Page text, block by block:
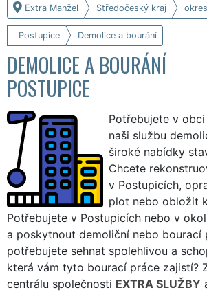
Extra Manžel Středočeský kraj
Postupice Demolice a bourání
DEMOLICE A BOURÁNÍ
POSTUPICE
Potřebujete v
naši službu
široké nabídky
Chcete
v Postupicích,
plot nebo obložit
Potřebujete v Postupicích nebo v
a poskytnout demoliční nebo bourací
potřebujete sehnat spolehlivou a
která vám tyto bourací práce zajistí?
centrálu společnosti EXTRA SLUŽBY